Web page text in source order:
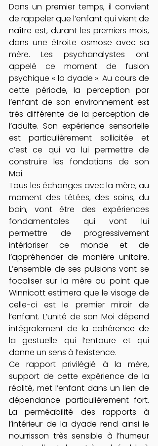
Dans un premier temps, il convient
de rappeler que l’enfant qui vient de
naître est, durant les premiers mois,
dans une étroite osmose avec sa
mère. Les psychanalystes ont
appelé ce moment de fusion
psychique « la dyade ». Au cours de
cette période, la perception par
l’enfant de son environnement est
très différente de la perception de
l’adulte. Son expérience sensorielle
est particulièrement sollicitée et
c’est ce qui va lui permettre de
construire les fondations de son
Moi.
Tous les échanges avec la mère, au
moment des tétées, des soins, du
bain, vont être des expériences
fondamentales qui vont lui
permettre de progressivement
intérioriser ce monde et de
l’appréhender de manière unitaire.
L’ensemble de ses pulsions vont se
focaliser sur la mère au point que
Winnicott estimera que le visage de
celle-ci est le premier miroir de
l’enfant. L’unité de son Moi dépend
intégralement de la cohérence de
la gestuelle qui l’entoure et qui
donne un sens à l’existence.
Ce rapport privilégié à la mère,
support de cette expérience de la
réalité, met l’enfant dans un lien de
dépendance particulièrement fort.
La perméabilité des rapports à
l’intérieur de la dyade rend ainsi le
nourrisson très sensible à l’humeur